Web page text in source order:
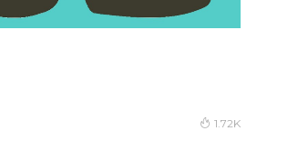
1.72K